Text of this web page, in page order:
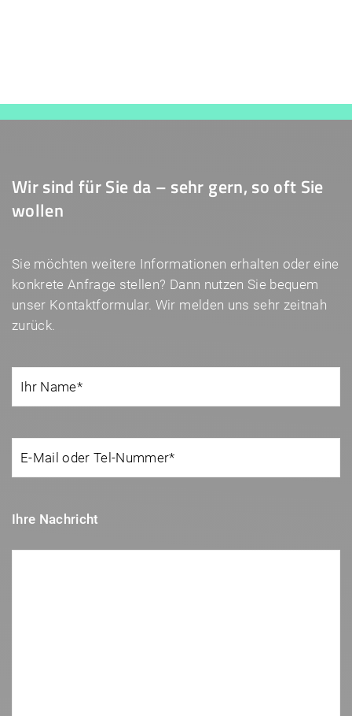
Wir sind für Sie da – sehr gern, so oft Sie
wollen
Sie möchten weitere Informationen erhalten oder eine
konkrete Anfrage stellen? Dann nutzen Sie bequem
unser Kontaktformular. Wir melden uns sehr zeitnah
zurück.
Ihre Nachricht